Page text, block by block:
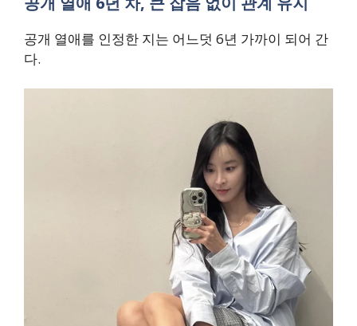
공개 열애를 인정한 지는 어느덧 6년 가까이 되어 간
다.